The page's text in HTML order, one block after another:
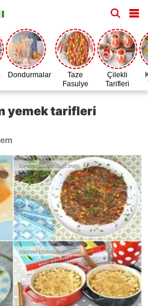
Dondurmalar
Taze
Fasulye
Zamanı
Çilekli
Tarifleri
yemek tarifleri